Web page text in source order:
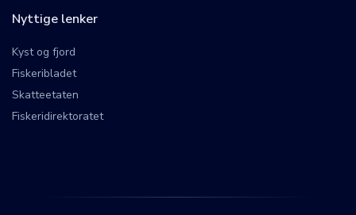
Nyttige lenker
Kyst og fjord
Fiskeribladet
Skatteetaten
Fiskeridirektoratet